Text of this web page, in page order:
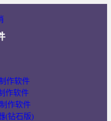
作软件
作软件
作软件
(钻石版)